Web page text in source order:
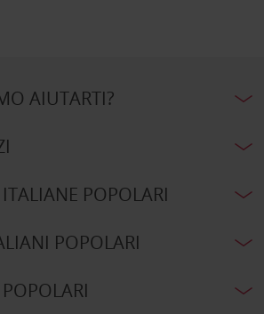
AIUTARTI?
POPOLARI
POPOLARI